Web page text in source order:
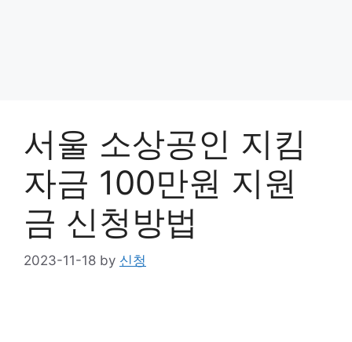
서울 소상공인 지킴
자금 100만원 지원
금 신청방법
2023-11-18 by 신청